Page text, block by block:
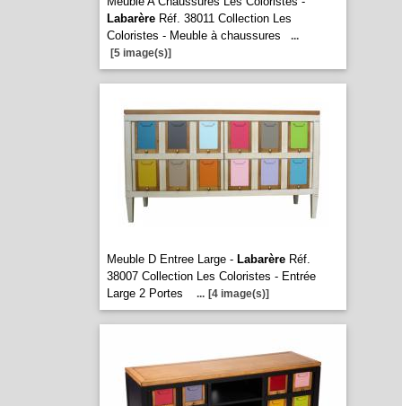
LabarèreRéf. 38011 Collection Les
Coloristes - Meuble à chaussures
...
[5 image(s)]
Meuble D Entree Large - LabarèreRéf.
38007 Collection Les Coloristes - Entrée
Large 2 Portes
... [4 image(s)]